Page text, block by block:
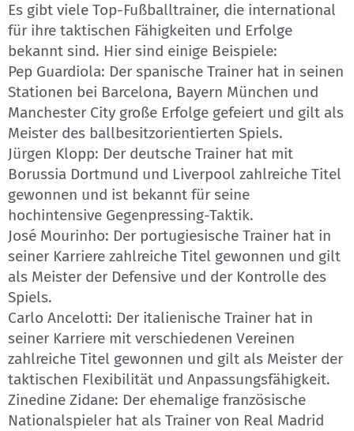
Es gibt viele Top-Fußballtrainer, die international
für ihre taktischen Fähigkeiten und Erfolge
bekannt sind. Hier sind einige Beispiele:
Pep Guardiola: Der spanische Trainer hat in seinen
Stationen bei Barcelona, Bayern München und
Manchester City große Erfolge gefeiert und gilt als
Meister des ballbesitzorientierten Spiels.
Jürgen Klopp: Der deutsche Trainer hat mit
Borussia Dortmund und Liverpool zahlreiche Titel
gewonnen und ist bekannt für seine
hochintensive Gegenpressing-Taktik.
José Mourinho: Der portugiesische Trainer hat in
seiner Karriere zahlreiche Titel gewonnen und gilt
als Meister der Defensive und der Kontrolle des
Spiels.
Carlo Ancelotti: Der italienische Trainer hat in
seiner Karriere mit verschiedenen Vereinen
zahlreiche Titel gewonnen und gilt als Meister der
taktischen Flexibilität und Anpassungsfähigkeit.
Zinedine Zidane: Der ehemalige französische
Nationalspieler hat als Trainer von Real Madrid